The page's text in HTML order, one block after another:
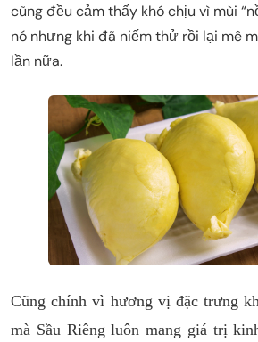
cũng đều cảm thấy khó chịu vì mùi
nó nhưng khi đã niếm thử rồi lại mê
lần nữa.
Cũng chính vì hương vị đặc trưng
mà Sầu Riêng luôn mang giá trị